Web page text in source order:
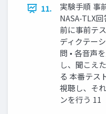
11.
実験手順 事
NASA-TLX
前に事前テ
ディクテー
問 • 各音声
し、聞こえ
る 本番テス
視聴し、そ
ンを行う 11